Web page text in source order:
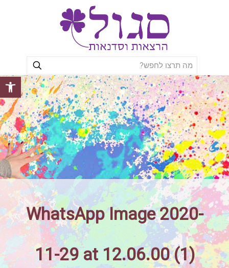
פתח
WhatsApp Image 2020-
11-29 at 12.06.00 (1)